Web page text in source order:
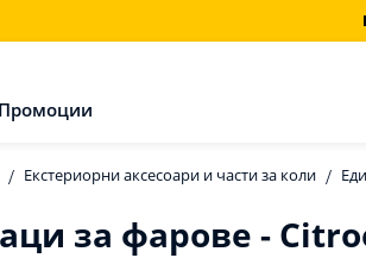
Промоции
Екстериорни аксесоари и части за коли
за фарове -